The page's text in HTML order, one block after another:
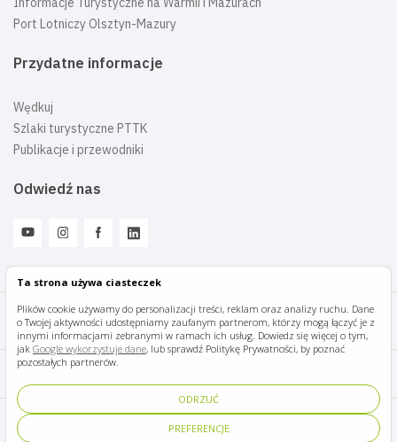
Ta strona używa ciasteczek
Plików cookie używamy do personalizacji treści, reklam oraz analizy ruchu. Dane
o Twojej aktywności udostępniamy zaufanym partnerom, którzy mogą łączyć je z
innymi informacjami zebranymi w ramach ich usług. Dowiedz się więcej o tym,
jak Google wykorzystuje dane, lub sprawdź Politykę Prywatności, by poznać
pozostałych partnerów.
ODRZUĆ
PREFERENCJE
Port Lotniczy Olsztyn-Mazury
Przydatne informacje
Wędkuj
Szlaki turystyczne PTTK
Publikacje i przewodniki
Odwiedź nas
Mazury Travel © 2026
Polityka prywatności